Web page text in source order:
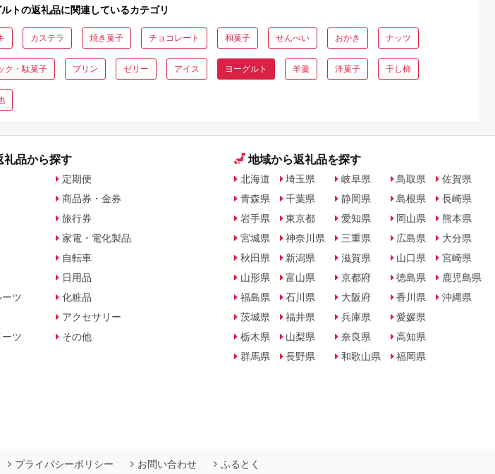
ルトの返礼品に関連しているカテゴリ
カステラ 焼き菓子 チョコレート 和菓子 せんべい おかき ナッツ
ク・駄菓子 プリン ゼリー アイス ヨーグルト 羊羹 洋菓子 干し柿
礼品から探す
ツ
ツ
定期便
商品券・金券
旅行券
家電・電化製品
自転車
日用品
化粧品
アクセサリー
その他
地域から返礼品を探す
北海道
青森県
岩手県
宮城県
秋田県
山形県
福島県
茨城県
栃木県
群馬県
埼玉県
千葉県
東京都
神奈川県
新潟県
富山県
石川県
福井県
山梨県
長野県
岐阜県
静岡県
愛知県
三重県
滋賀県
京都府
大阪府
兵庫県
奈良県
和歌山県
鳥取県
島根県
岡山県
広島県
山口県
徳島県
香川県
愛媛県
高知県
福岡県
佐賀県
長崎県
熊本県
大分県
宮崎県
鹿児島県
沖縄県
プライバシーポリシー お問い合わせ ふるとく